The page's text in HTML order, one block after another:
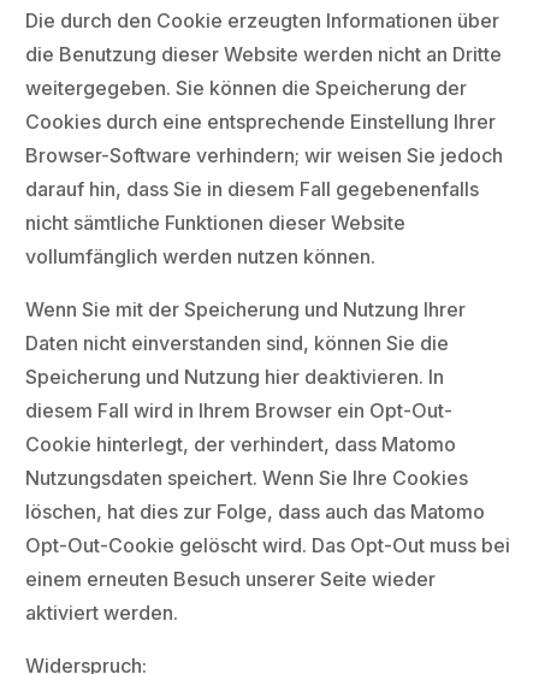
Die durch den Cookie erzeugten Informationen über
die Benutzung dieser Website werden nicht an Dritte
weitergegeben. Sie können die Speicherung der
Cookies durch eine entsprechende Einstellung Ihrer
Browser-Software verhindern; wir weisen Sie jedoch
darauf hin, dass Sie in diesem Fall gegebenenfalls
nicht sämtliche Funktionen dieser Website
vollumfänglich werden nutzen können.
Wenn Sie mit der Speicherung und Nutzung Ihrer
Daten nicht einverstanden sind, können Sie die
Speicherung und Nutzung hier deaktivieren. In
diesem Fall wird in Ihrem Browser ein Opt-Out-
Cookie hinterlegt, der verhindert, dass Matomo
Nutzungsdaten speichert. Wenn Sie Ihre Cookies
löschen, hat dies zur Folge, dass auch das Matomo
Opt-Out-Cookie gelöscht wird. Das Opt-Out muss bei
einem erneuten Besuch unserer Seite wieder
aktiviert werden.
Widerspruch: